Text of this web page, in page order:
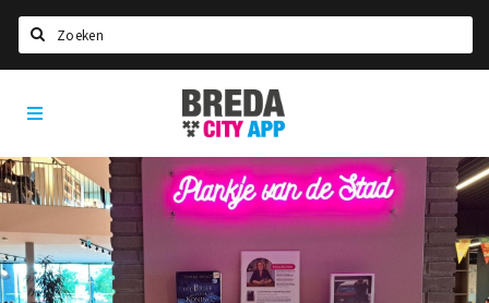
Home
Agenda
Deals
Party pics
Nieuws, interviews & blogs
Breda
City
App